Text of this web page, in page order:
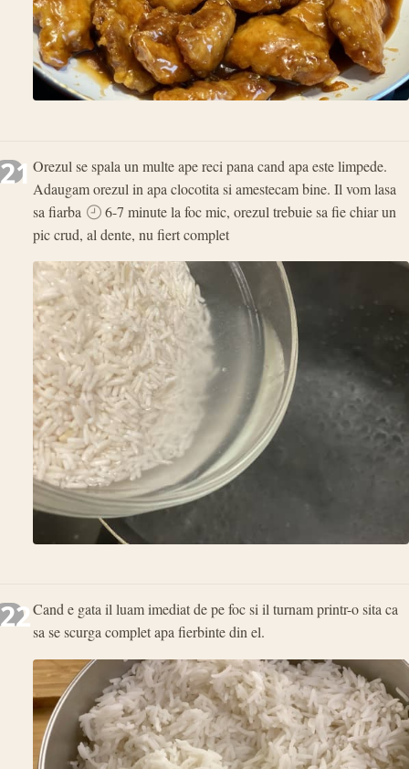
21 Orezul se spala un multe ape reci pana cand apa este limpede.
Adaugam orezul in apa clocotita si amestecam bine. Il vom lasa
sa fiarba
6-7 minute la foc mic, orezul trebuie sa fie chiar un
pic crud, al dente, nu fiert complet
22Cand e gata il luam imediat de pe foc si il turnam printr-o sita ca
sa se scurga complet apa fierbinte din el.